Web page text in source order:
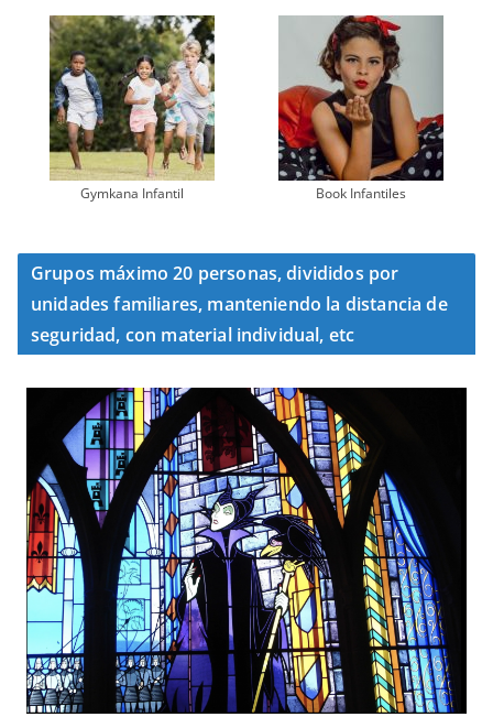
Gymkana Infantil Book Infantiles
Grupos máximo 20 personas, divididos por
unidades familiares, manteniendo la distancia de
seguridad, con material individual, etc